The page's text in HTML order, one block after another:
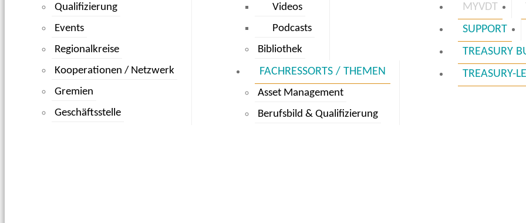
Qualifizierung
Events
Regionalkreise
Kooperationen / Netzwerk
Gremien
Geschäftsstelle
Videos
Podcasts
Bibliothek
FACHRESSORTS / THEMEN
Asset Management
Berufsbild & Qualifizierung
MYVDT
SUPPORT
TREASURY
TREASURY-